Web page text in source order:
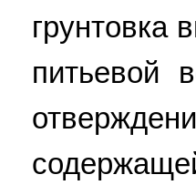
грунтовка
питьевой